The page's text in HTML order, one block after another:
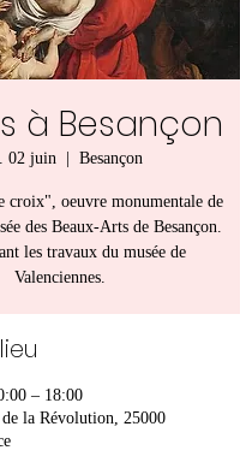
à Besançon
02 juin
  |
Besançon
croix", oeuvre monumentale de
des Beaux-Arts de Besançon.
les travaux du musée de
Valenciennes.
– 18:00
la Révolution, 25000